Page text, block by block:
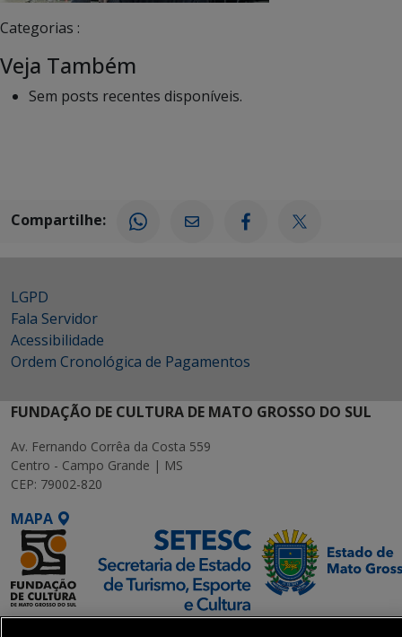
Categorias :
Veja Também
Sem posts recentes disponíveis.
Compartilhe:
LGPD
Fala Servidor
Acessibilidade
Ordem Cronológica de Pagamentos
FUNDAÇÃO DE CULTURA DE MATO GROSSO DO SUL
Av. Fernando Corrêa da Costa 559
Centro - Campo Grande | MS
CEP: 79002-820
MAPA